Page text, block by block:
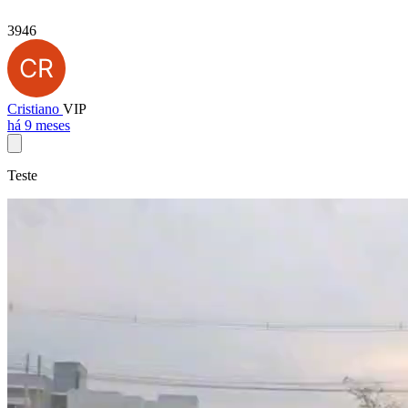
3946
Cristiano VIP
há 9 meses
Teste